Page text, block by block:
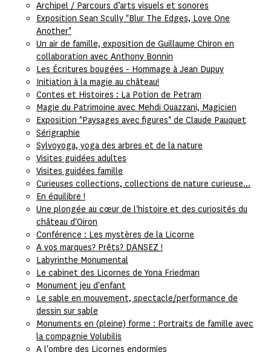
Archipel / Parcours d’arts visuels et sonores
Exposition Sean Scully "Blur The Edges, Love One
Another"
Un air de famille, exposition de Guillaume Chiron en
collaboration avec Anthony Bonnin
Les Écritures bougées - Hommage à Jean Dupuy
Initiation à la magie au château!
Contes et Histoires : La Potion de Petram
Magie du Patrimoine avec Mehdi Ouazzani, Magicien
Exposition "Paysages avec figures" de Claude Pauquet
Sérigraphie
Sylvoyoga, yoga des arbres et de la nature
Visites guidées adultes
Visites guidées famille
Curieuses collections, collections de nature curieuse...
En équilibre !
Une plongée au cœur de l'histoire et des curiosités du
château d'Oiron
Conférence : Les mystères de la Licorne
A vos marques? Prêts? DANSEZ !
Labyrinthe Monumental
Le cabinet des Licornes de Yona Friedman
Monument jeu d'enfant
Le sable en mouvement, spectacle/performance de
dessin sur sable
Monuments en (pleine) forme : Portraits de famille avec
la compagnie Volubilis
A l'ombre des Licornes endormies